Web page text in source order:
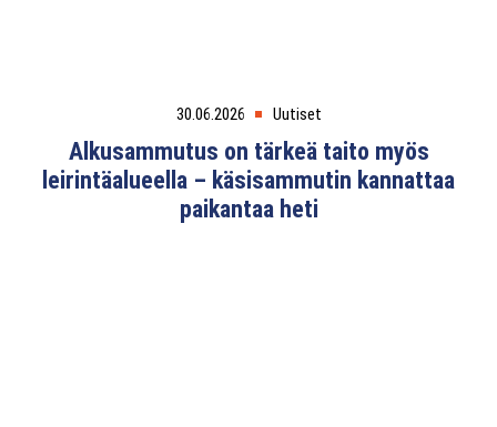
30.06.2026 Uutiset
Alkusammutus on tärkeä taito myös
leirintäalueella – käsisammutin kannattaa
paikantaa heti